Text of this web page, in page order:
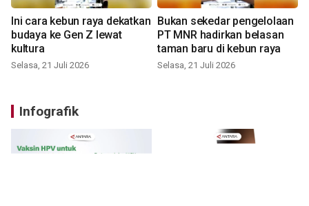
Ini cara kebun raya dekatkan
budaya ke Gen Z lewat
kultura
Selasa, 21 Juli 2026
Bukan sekedar pengelolaan
PT MNR hadirkan belasan
taman baru di kebun raya
Selasa, 21 Juli 2026
Infografik